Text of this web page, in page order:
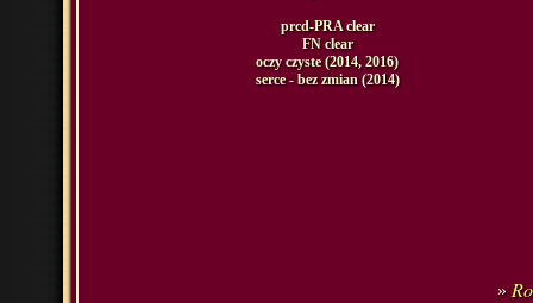
prcd-PRA clear
FN clear
oczy czyste (2014, 2016)
serce - bez zmian (2014)
»